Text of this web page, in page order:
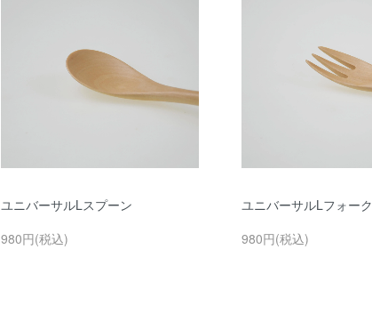
ユニバーサルLスプーン
980円(税込)
ユニバーサルLフォーク
980円(税込)